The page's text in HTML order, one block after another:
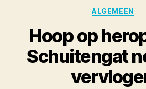
ALGEMEEN
Hoop op
Schuitengat